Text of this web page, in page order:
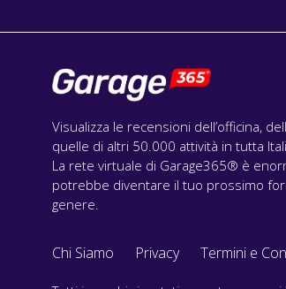
Visualizza le recensioni dell’officina,
quelle di altri 50.000 attività in tutta
La rete virtuale di Garage365® è
potrebbe diventare il tuo prossimo
genere.
Chi Siamo Privacy Termini e